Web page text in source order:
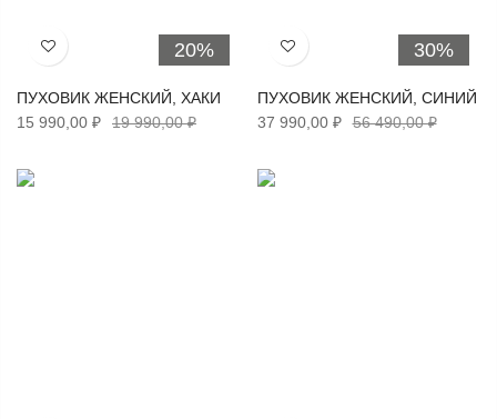
20%
Хочу!
ПУХОВИК ЖЕНСКИЙ, ХАКИ
15 990,00 ₽
19 990,00 ₽
30%
Хочу!
ПУХОВИК ЖЕНСКИЙ, СИНИЙ
37 990,00 ₽
56 490,00 ₽